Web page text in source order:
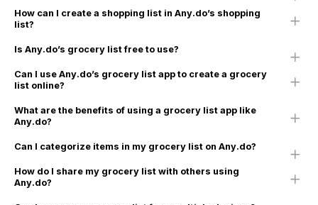
How can I create a shopping list in Any.do’s shopping
list?
Is Any.do’s grocery list free to use?
Can I use Any.do’s grocery list app to create a grocery
list online?
What are the benefits of using a grocery list app like
Any.do?
Can I categorize items in my grocery list on Any.do?
How do I share my grocery list with others using
Any.do?